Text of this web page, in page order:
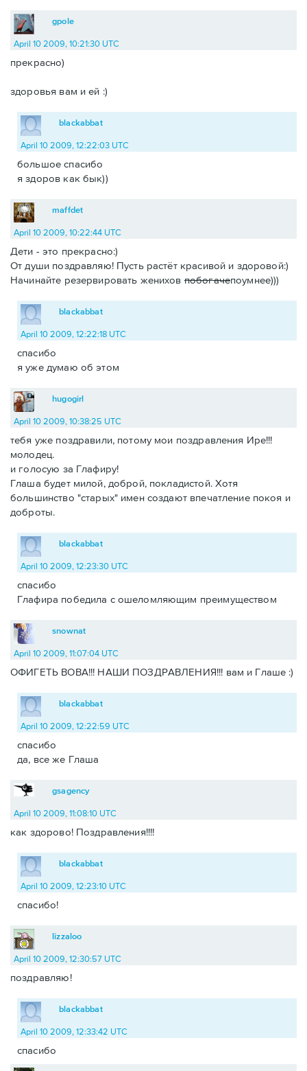
gpole
April 10 2009, 10:21:30 UTC
прекрасно)
здоровья вам и ей :)
blackabbat
April 10 2009, 12:22:03 UTC
большое спасибо
я здоров как бык))
maffdet
April 10 2009, 10:22:44 UTC
Дети - это прекрасно:)
От души поздравляю! Пусть растёт красивой и здоровой:)
Начинайте резервировать жениховпобогачепоумнее)))
blackabbat
April 10 2009, 12:22:18 UTC
спасибо
я уже думаю об этом
hugogirl
April 10 2009, 10:38:25 UTC
тебя уже поздравили, потому мои поздравления Ире!!!
молодец.
и голосую за Глафиру!
Глаша будет милой, доброй, покладистой. Хотя
большинство "старых" имен создают впечатление покоя и
доброты.
blackabbat
April 10 2009, 12:23:30 UTC
спасибо
Глафира победила с ошеломляющим преимуществом
snownat
April 10 2009, 11:07:04 UTC
ОФИГЕТЬ ВОВА!!! НАШИ ПОЗДРАВЛЕНИЯ!!! вам и Глаше :)
blackabbat
April 10 2009, 12:22:59 UTC
спасибо
да, все же Глаша
gsagency
April 10 2009, 11:08:10 UTC
как здорово! Поздравления!!!!
blackabbat
April 10 2009, 12:23:10 UTC
спасибо!
lizzaloo
April 10 2009, 12:30:57 UTC
поздравляю!
blackabbat
April 10 2009, 12:33:42 UTC
спасибо